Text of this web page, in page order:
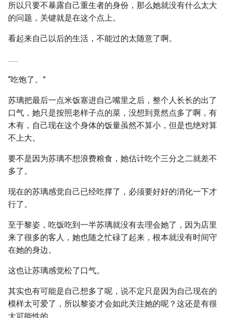
所以只要不暴露自己重生者的身份，那么她就没有什么太大
的问题，关键就是在这个点上。
看起来自己以后的生活，不能过的太随意了啊。
……
“吃饱了。”
苏璃把最后一点米饭塞进自己嘴里之后，整个人长长的出了
口气，她只是按照老样子点的菜，没想到竟然点多了啊，有
木有，自己现在这个身体的饭量虽然不算小，但是也绝对算
不上大。
要不是因为苏璃不想浪费粮食，她估计吃个三分之二就差不
多了。
现在的苏璃感觉自己已经吃撑了，必须要好好的消化一下才
行了。
至于黎姿，吃饭吃到一半苏璃就没有去理会她了，因为店里
来了很多的客人，她也随之忙碌了起来，根本就没有时间守
在她的身边。
这也让苏璃感觉松了口气。
其实也有可能是自己想多了呢，说不定只是因为自己现在的
模样太可爱了，所以黎姿才会如此关注她的呢？这还是有很